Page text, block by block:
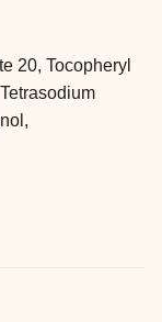
20, Tocopheryl